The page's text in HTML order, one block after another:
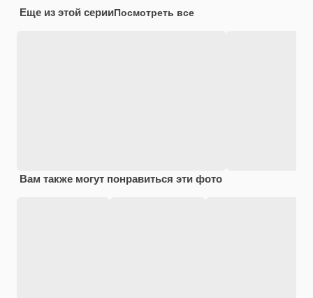
Еще из этой серииПосмотреть все
Вам также могут понравиться эти фото